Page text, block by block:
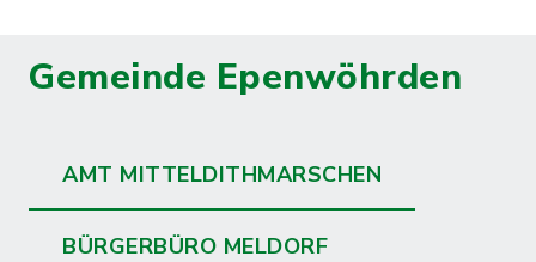
Gemeinde Epenwöhrden
AMT MITTELDITHMARSCHEN
BÜRGERBÜRO MELDORF